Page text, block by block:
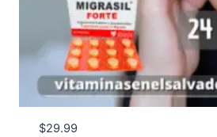
$29.99